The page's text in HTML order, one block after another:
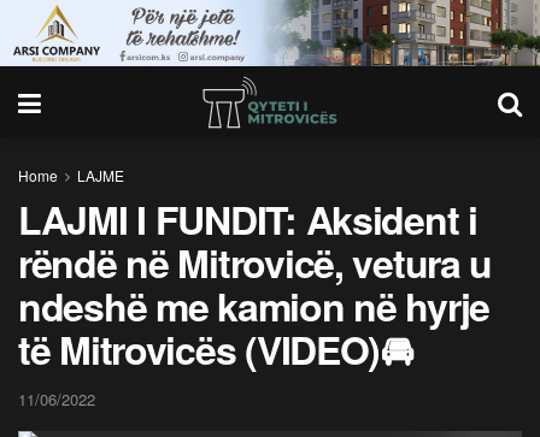
Home LAJME
LAJMI I FUNDIT: Aksident i
rëndë në Mitrovicë, vetura u
ndeshë me kamion në hyrje
të Mitrovicës (VIDEO)🚘
11/06/2022